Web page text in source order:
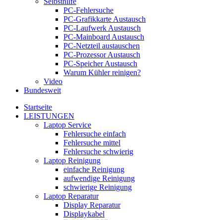
PC-Fehlersuche
PC-Grafikkarte Austausch
PC-Laufwerk Austausch
PC-Mainboard Austausch
PC-Netzteil austauschen
PC-Prozessor Austausch
PC-Speicher Austausch
Warum Kühler reinigen?
Video
Bundesweit
Startseite
LEISTUNGEN
Laptop Service
Fehlersuche einfach
Fehlersuche mittel
Fehlersuche schwierig
Laptop Reinigung
einfache Reinigung
aufwendige Reinigung
schwierige Reinigung
Laptop Reparatur
Display Reparatur
Displaykabel